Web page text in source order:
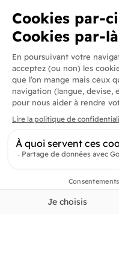
Produits
En savoir plus
Informations
Inscrivez-vous et soyez au